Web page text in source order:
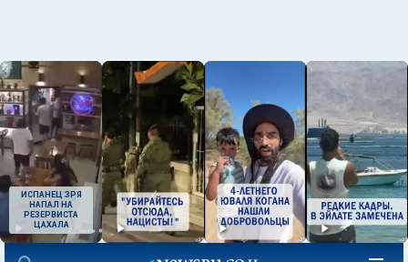
ИСПАНЕЦ ЗРЯ
НАПАЛ НА
РЕЗЕРВИСТА
ЦАХАЛА